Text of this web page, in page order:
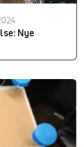
Nye